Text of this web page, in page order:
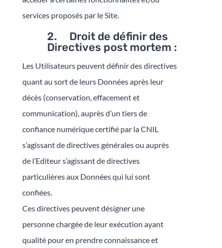
services proposés par le Site.
2. Droit de définir des
Directives post mortem :
Les Utilisateurs peuvent définir des directives
quant au sort de leurs Données après leur
décès (conservation, effacement et
communication), auprès d’un tiers de
confiance numérique certifié par la CNIL
s’agissant de directives générales ou auprès
de l’Editeur s’agissant de directives
particulières aux Données qui lui sont
confiées.
Ces directives peuvent désigner une
personne chargée de leur exécution ayant
qualité pour en prendre connaissance et